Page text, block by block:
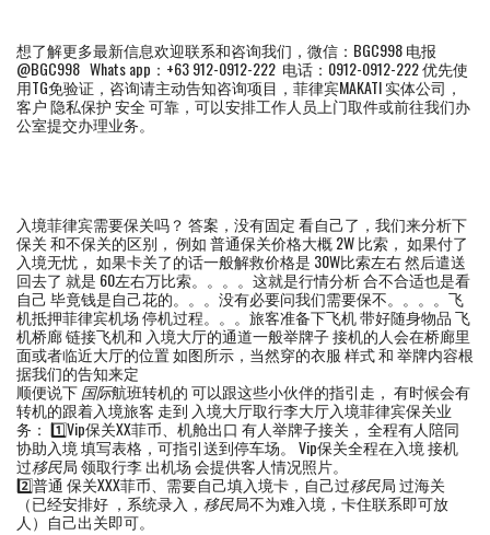
想了解更多最新信息欢迎联系和咨询我们，微信：BGC998 电报
@BGC998 Whats app：+63 912-0912-222 电话：0912-0912-222 优先使
用TG免验证，咨询请主动告知咨询项目，菲律宾MAKATI 实体公司，
客户 隐私保护 安全 可靠，可以安排工作人员上门取件或前往我们办
公室提交办理业务。
入境菲律宾需要保关吗？ 答案，没有固定 看自己了，我们来分析下
保关 和不保关的区别， 例如 普通保关价格大概 2W 比索， 如果付了
入境无忧， 如果卡关了的话一般解救价格是 30W比索左右 然后遣送
回去了 就是 60左右万比索。。。。这就是行情分析 合不合适也是看
自己 毕竟钱是自己花的。。。没有必要问我们需要保不。。。。飞
机抵押菲律宾机场 停机过程。。。旅客准备下飞机 带好随身物品 飞
机桥廊 链接飞机和 入境大厅的通道一般举牌子 接机的人会在桥廊里
面或者临近大厅的位置 如图所示，当然穿的衣服 样式 和 举牌内容根
据我们的告知来定
顺便说下国际航班转机的 可以跟这些小伙伴的指引走， 有时候会有
转机的跟着入境旅客 走到 入境大厅取行李大厅入境菲律宾保关业
务： 1️⃣Vip保关XX菲币、机舱出口 有人举牌子接关， 全程有人陪同
协助入境 填写表格，可指引送到停车场。 Vip保关全程在入境 接机
过移民局 领取行李 出机场 会提供客人情况照片。
2️⃣普通 保关XXX菲币、需要自己填入境卡，自己过移民局 过海关
（已经安排好 ，系统录入， 移民局不为难入境，卡住联系即可放
人）自己出关即可。